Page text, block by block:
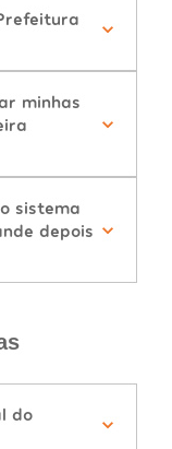
minhas
sistema
depois
do